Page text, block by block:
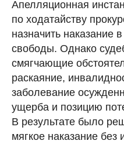
Апелляционная
по ходатайству
назначить наказание
свободы. Однако
смягчающие
раскаяние,
заболевание
ущерба и позицию
В результате было
мягкое наказание без